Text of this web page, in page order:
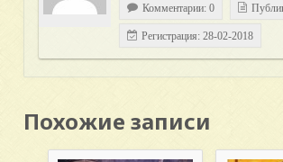
Комментарии: 0
Регистрация: 28-02-2018
Похожие записи